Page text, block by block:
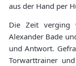
aus der Hand per
Die Zeit verging
Alexander Bade
und Antwort.
Torwarttrainer